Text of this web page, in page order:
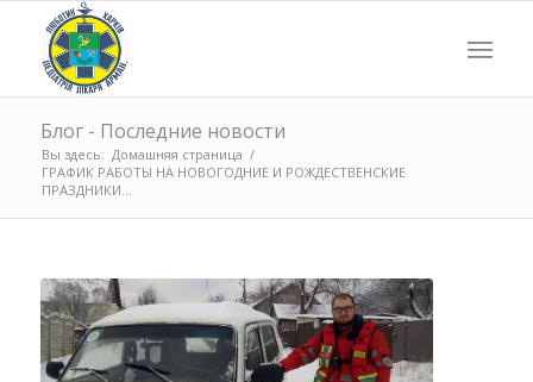
Блог - Последние новости
Вы здесь: Домашняя страница /
ГРАФИК РАБОТЫ НА НОВОГОДНИЕ И РОЖДЕСТВЕНСКИЕ
ПРАЗДНИКИ...